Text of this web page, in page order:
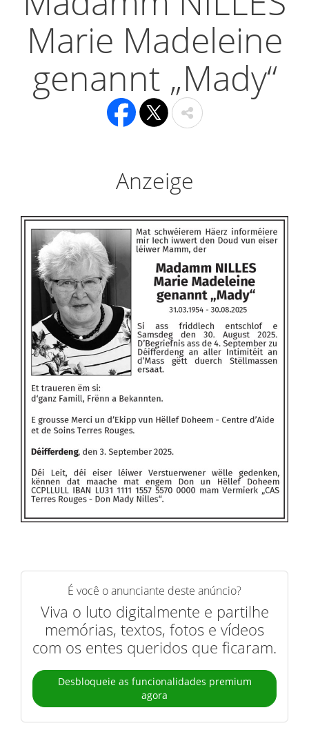
Marie Madeleine
genannt „Mady“
Anzeige
É você o anunciante deste anúncio?
Viva o luto digitalmente e partilhe
memórias, textos, fotos e vídeos
com os entes queridos que ficaram.
Desbloqueie as funcionalidades premium
agora